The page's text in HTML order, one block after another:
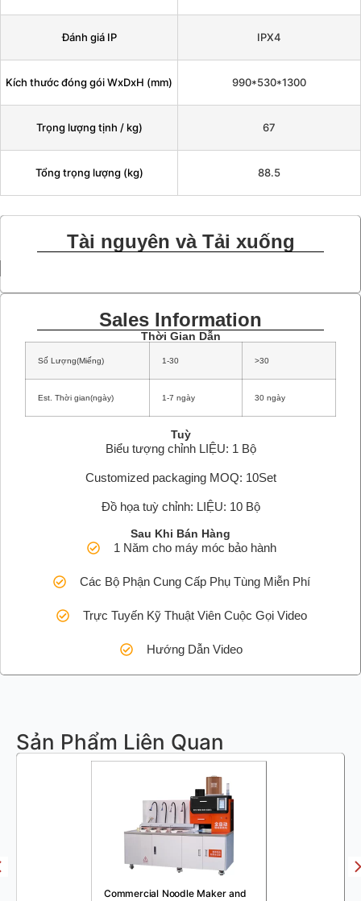
Đánh giá IP IPX4
Kích thước đóng gói WxDxH (mm) 990*530*1300
Trọng lượng tịnh / kg) 67
Tổng trọng lượng (kg) 88.5
Tài nguyên và Tải xuống
Sales Information
Thời Gian Dẫn
Số Lượng(Miếng) 1-30 >30
Est. Thời gian(ngày) 1-7 ngày 30 ngày
Tuỳ
Biểu tượng chỉnh LIỆU: 1 Bộ
Customized packaging MOQ: 10Set
Đồ họa tuỳ chỉnh: LIỆU: 10 Bộ
Sau Khi Bán Hàng
1 Năm cho máy móc bảo hành
Các Bộ Phận Cung Cấp Phụ Tùng Miễn Phí
Trực Tuyến Kỹ Thuật Viên Cuộc Gọi Video
Hướng Dẫn Video
Sản Phẩm Liên Quan
Commercial Noodle Maker and